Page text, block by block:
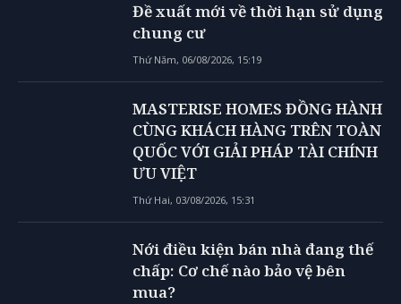
Đề xuất mới về thời hạn sử dụng
chung cư
Thứ Năm, 06/08/2026, 15:19
MASTERISE HOMES ĐỒNG HÀNH
CÙNG KHÁCH HÀNG TRÊN TOÀN
QUỐC VỚI GIẢI PHÁP TÀI CHÍNH
ƯU VIỆT
Thứ Hai, 03/08/2026, 15:31
Nới điều kiện bán nhà đang thế
chấp: Cơ chế nào bảo vệ bên
mua?